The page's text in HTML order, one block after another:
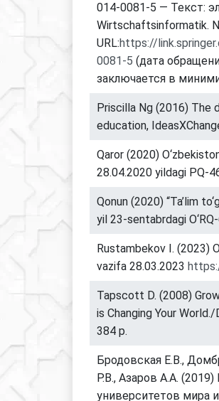
014-0081-5 — Текст:
Wirtschaftsinformatik.
URL:https://
0081-5 (дата
заключается в
Priscilla Ng (2016) The
education,
Qaror (2020)
28.04.2020 yildagi PQ-
Qonun (2020) “Ta’lim
yil 23-sentabrdagi
Rustambekov I. (2023)
vazifa 28.03.2023
Tapscott D. (2008)
is Changing Your
384 p.
Бродовская Е.В.,
Р.В., Азаров А.А.
университетов мира